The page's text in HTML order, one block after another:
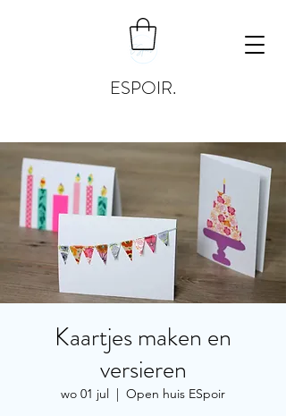
ESPOIR.
Kaartjes maken en
versieren
wo 01 jul
  |
Open huis ESpoir